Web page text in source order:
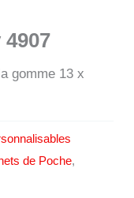
gomme 13 x
de Poche,